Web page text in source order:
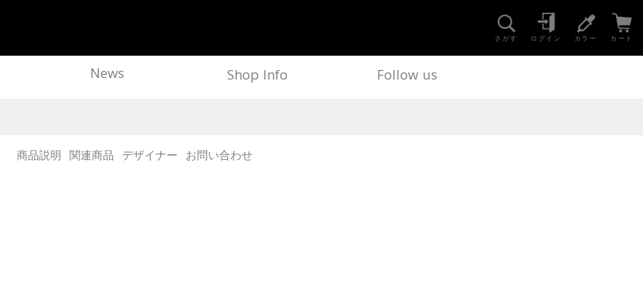
さがす ログイン カラー カート
News Shop Info Follow us
商品説明 関連商品 デザイナー お問い合わせ